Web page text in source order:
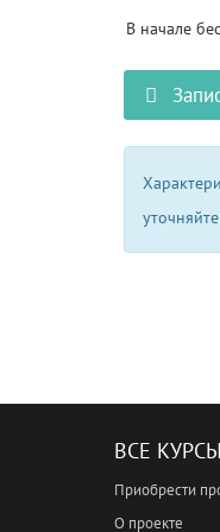
В начале
ВСЕ
Приобрести
О проекте